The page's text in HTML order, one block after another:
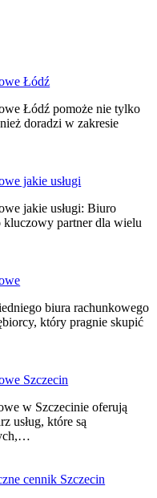
Łódź
Łódź pomoże nie tylko
doradzi w zakresie
jakie usługi
jakie usługi: Biuro
kluczowy partner dla wielu
biura rachunkowego
który pragnie skupić
Szczecin
w Szczecinie oferują
usług, które są
cennik Szczecin